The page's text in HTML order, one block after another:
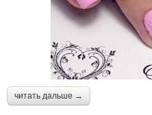
читать дальше →